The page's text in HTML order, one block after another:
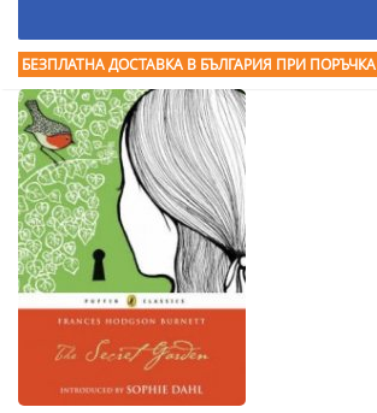
БЕЗПЛАТНА ДОСТАВКА В БЪЛГАРИЯ ПРИ ПОРЪЧКА